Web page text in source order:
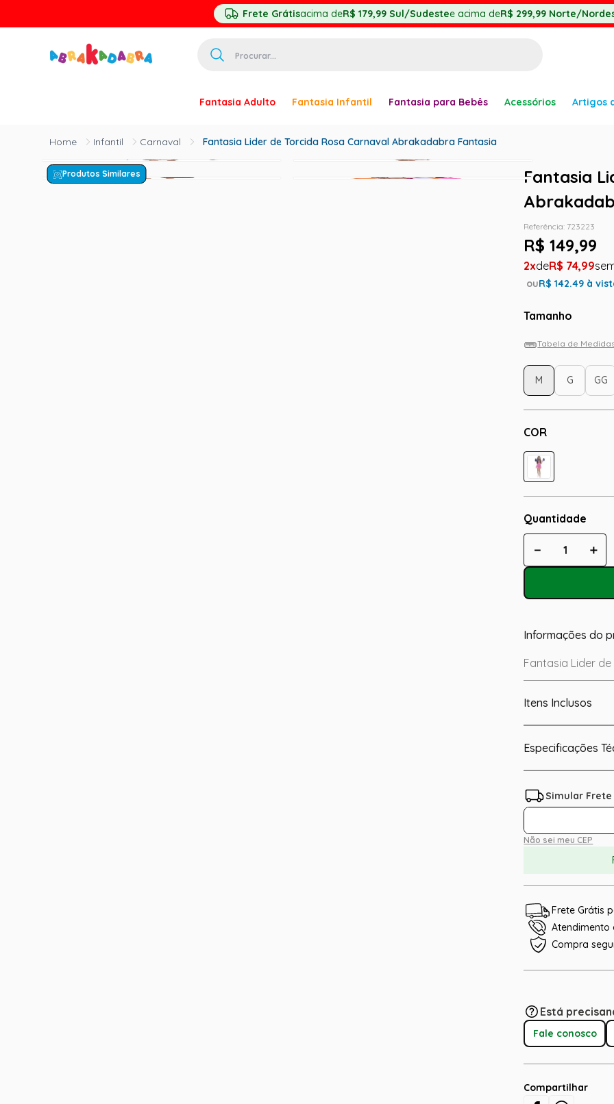
Frete Grátisacima deR$ 179,99 Sul/Sudestee acima deR$ 299,99 Norte/
Fantasia Adulto Fantasia Infantil Fantasia para Bebês Acessórios Artigos
Infantil Carnaval Fantasia Lider de Torcida Rosa Carnaval Abrakadabra Fantasia
Produtos Similares
Fantasia
Referência: 723223
R$ 149,99
2 R$ 74,99
ouR$142.49 à
Tamanho
Tabela de
COR
M G GG
Quantidade
＋
－
Informações do
Fantasia Lider
Itens Inclusos
Especificações
Não sei meu CEP
Frete Grátis
Atendimento
Compra
Está
Fale conosco
Compartilhar
2 º
princesa